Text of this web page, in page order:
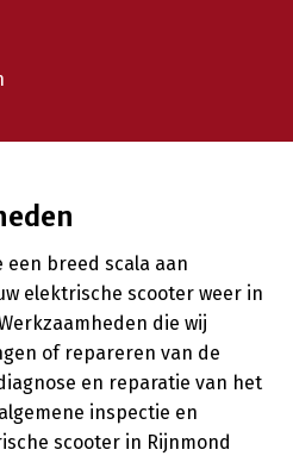
een breed scala aan
elektrische scooter weer in
die wij
of repareren van de
en reparatie van het
inspectie en
scooter in Rijnmond